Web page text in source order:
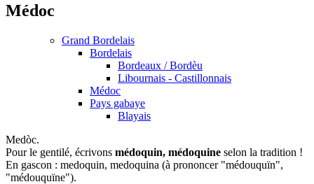
Médoc
Grand Bordelais
Bordelais
Bordeaux / Bordèu
Libournais - Castillonnais
Médoc
Pays gabaye
Blayais
Medòc.
Pour le gentilé, écrivons médoquin, médoquine selon la tradition !
En gascon : medoquin, medoquina (à prononcer "médouquïn",
"médouquïne").